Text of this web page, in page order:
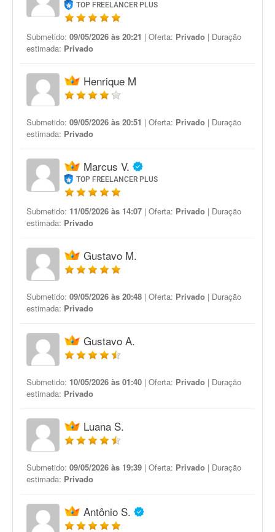
TOP FREELANCER PLUS
Submetido: 09/05/2026 às 20:21 | Oferta: Privado | Duração
estimada: Privado
Henrique M
Submetido: 09/05/2026 às 20:51 | Oferta: Privado | Duração
estimada: Privado
Marcus V.
TOP FREELANCER PLUS
Submetido: 11/05/2026 às 14:07 | Oferta: Privado | Duração
estimada: Privado
Gustavo M.
Submetido: 09/05/2026 às 20:48 | Oferta: Privado | Duração
estimada: Privado
Gustavo A.
Submetido: 10/05/2026 às 01:40 | Oferta: Privado | Duração
estimada: Privado
Luana S.
Submetido: 09/05/2026 às 19:39 | Oferta: Privado | Duração
estimada: Privado
Antônio S.